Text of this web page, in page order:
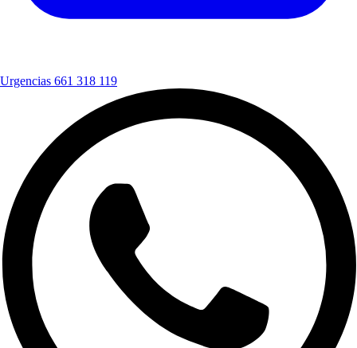
Urgencias 661 318 119